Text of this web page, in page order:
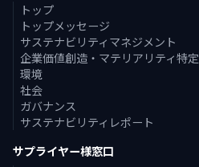
トップ
トップメッセージ
サステナビリティマネジメント
企業価値創造・マテリアリティ特定
環境
社会
ガバナンス
サステナビリティレポート
サプライヤー様窓口